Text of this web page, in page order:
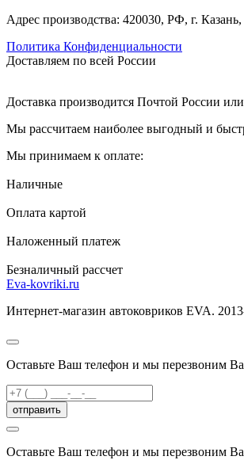
Адрес производства: 420030, РФ, г.
Политика Конфиденциальности
Доставляем по всей России
Доставка производится Почтой России
Мы рассчитаем наиболее выгодный и
Мы принимаем к оплате:
Наличные
Оплата картой
Наложенный платеж
Безналичный рассчет
Eva-kovriki.ru
Интернет-магазин автоковриков EVA.
Оставьте Ваш телефон и мы перезвоним
отправить
Оставьте Ваш телефон и мы перезвоним